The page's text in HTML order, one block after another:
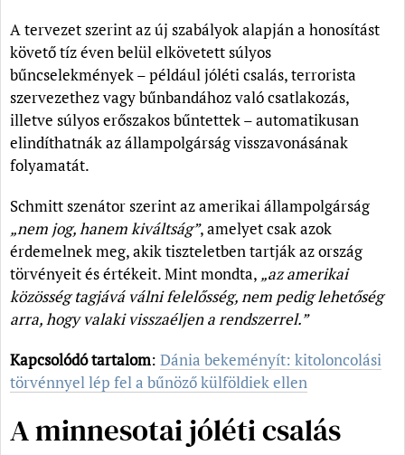
A tervezet szerint az új szabályok alapján a honosítást
követő tíz éven belül elkövetett súlyos
bűncselekmények – például jóléti csalás, terrorista
szervezethez vagy bűnbandához való csatlakozás,
illetve súlyos erőszakos bűntettek – automatikusan
elindíthatnák az állampolgárság visszavonásának
folyamatát.
Schmitt szenátor szerint az amerikai állampolgárság
„nem jog, hanem kiváltság”, amelyet csak azok
érdemelnek meg, akik tiszteletben tartják az ország
törvényeit és értékeit. Mint mondta, „az amerikai
közösség tagjává válni felelősség, nem pedig lehetőség
arra, hogy valaki visszaéljen a rendszerrel.”
Kapcsolódó tartalom: Dánia bekeményít: kitoloncolási
törvénnyel lép fel a bűnöző külföldiek ellen
A minnesotai jóléti csalás